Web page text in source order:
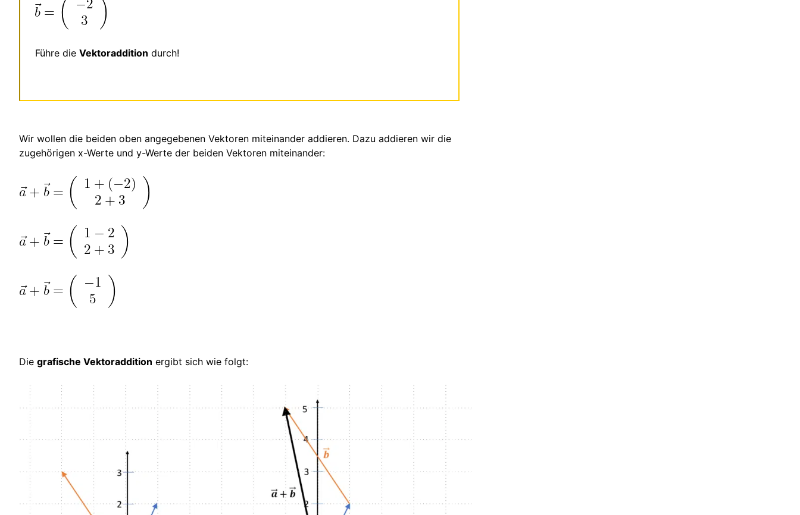
Führe die Vektoraddition durch!
Wir wollen die beiden oben angegebenen Vektoren miteinander addieren. Dazu addieren wir die
zugehörigen x-Werte und y-Werte der beiden Vektoren miteinander:
Die grafische Vektoraddition ergibt sich wie folgt: